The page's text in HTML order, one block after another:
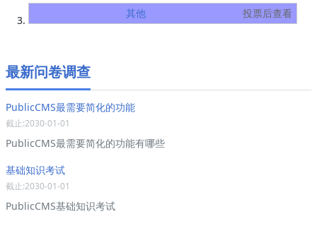
其他
投票后查看
最新问卷调查
PublicCMS最需要简化的功能
截止:2030-01-01
PublicCMS最需要简化的功能有哪些
基础知识考试
截止:2030-01-01
PublicCMS基础知识考试